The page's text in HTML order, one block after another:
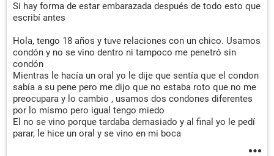
Si hay forma de estar embarazada después de todo esto que
escribí antes
Hola, tengo 18 años y tuve relaciones con un chico. Usamos
condón y no se vino dentro ni tampoco me penetró sin
condón
Mientras le hacía un oral yo le dije que sentía que el condon
sabía a su pene pero me dijo que no estaba roto que no me
preocupara y lo cambio , usamos dos condones diferentes
por lo mismo pero igual tengo miedo
El no se vino porque tardaba demasiado y al final yo le pedí
parar, le hice un oral y se vino en mi boca